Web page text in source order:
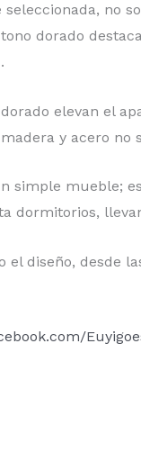
no
dorado
elevan el
y acero
simple mueble;
dormitorios,
el diseño, desde